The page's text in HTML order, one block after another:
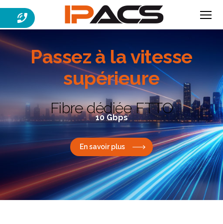
IPACS
Passez à lavitesse
supérieure
Fibre dédiée FTTO
10 Gbps
En savoir plus